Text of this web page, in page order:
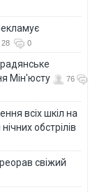
28 0
Мін'юсту
76
всіх шкіл на
обстрілів
свіжий